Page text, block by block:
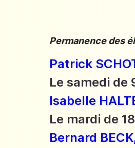
Permanence des
Patrick
Le samedi de
Isabelle
Le mardi de
Bernard